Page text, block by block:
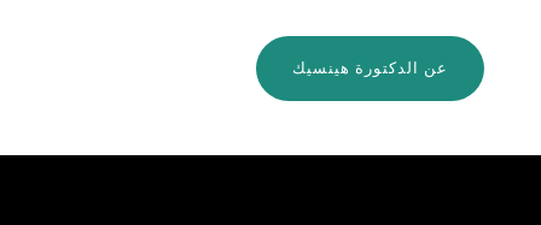
عن الدكتورة هينسيك